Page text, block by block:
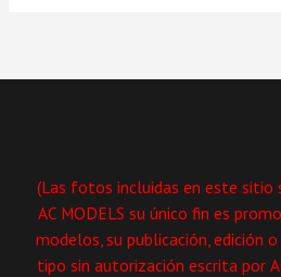
(Las fotos incluidas en este sitio
AC MODELS su único fin es
modelos, su publicación, edición
tipo sin autorización escrita por